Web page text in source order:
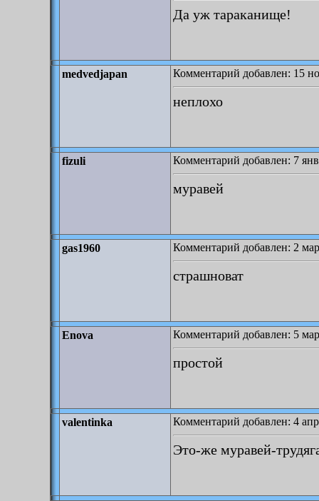
Да уж тараканище!
medvedjapan Комментарий добавлен: 15
неплохо
fizuli Комментарий добавлен: 7
муравей
gas1960 Комментарий добавлен: 2
страшноват
Enova Комментарий добавлен: 5
простой
valentinka Комментарий добавлен: 4
Это-же муравей-